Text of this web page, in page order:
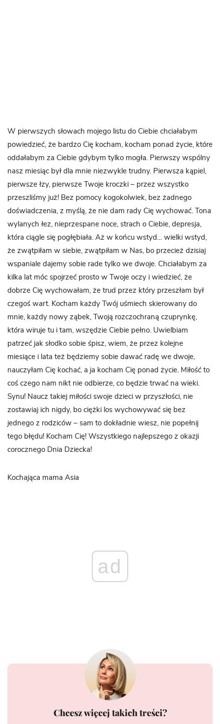
W pierwszych słowach mojego listu do Ciebie chciałabym
powiedzieć, że bardzo Cię kocham, kocham ponad życie, które
oddałabym za Ciebie gdybym tylko mogła. Pierwszy wspólny
nasz miesiąc był dla mnie niezwykle trudny. Pierwsza kąpiel,
pierwsze łzy, pierwsze Twoje kroczki – przez wszystko
przeszliśmy już! Bez pomocy kogokolwiek, bez żadnego
doświadczenia, z myślą, że nie dam rady Cię wychować. Tona
wylanych łez, nieprzespane noce, strach o Ciebie, depresja,
która ciągle się pogłębiała. Aż w końcu wstyd… wielki wstyd,
że zwątpiłam w siebie, zwątpiłam w Nas, bo przecież dzisiaj
wspaniale dajemy sobie rade tylko we dwoje. Chciałabym za
kilka lat móc spojrzeć prosto w Twoje oczy i wiedzieć, że
dobrze Cię wychowałam, że trud przez który przeszłam był
czegoś wart. Kocham każdy Twój uśmiech skierowany do
mnie, każdy nowy ząbek, Twoją rozczochraną czuprynkę,
która wiruje tu i tam, wszędzie Ciebie pełno. Uwielbiam
patrzeć jak słodko sobie śpisz, wiem, że przez kolejne
miesiące i lata też będziemy sobie dawać radę we dwoje,
nauczyłam Cię kochać, a ja kocham Cię ponad życie. Miłość to
coś czego nam nikt nie odbierze, co będzie trwać na wieki.
Synu! Naucz takiej miłości swoje dzieci w przyszłości, nie
zostawiaj ich nigdy, bo ciężki los wychowywać się bez
jednego z rodziców – sam to dokładnie wiesz, nie popełnij
tego błędu! Kocham Cię! Wszystkiego najlepszego z okazji
corocznego Dnia Dziecka!
Kochająca mama Asia
ad
Chcesz więcej takich treści?